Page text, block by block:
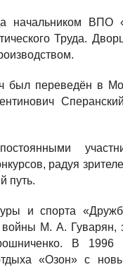
началь­ником
Труда.
был пере­ведён в
радуя
путь.
и спор­та
войны М. А.
В
«Озон» с